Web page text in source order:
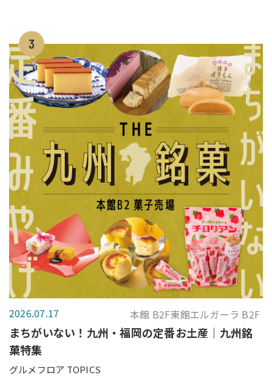
3
2026.07.17 本館 B2F東館エルガーラ B2F
まちがいない！九州・福岡の定番お土産｜九州銘
菓特集
グルメフロア TOPICS